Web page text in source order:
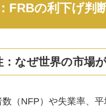
FRBの利下げ判
：なぜ世界の市場
（NFP）や失業率、